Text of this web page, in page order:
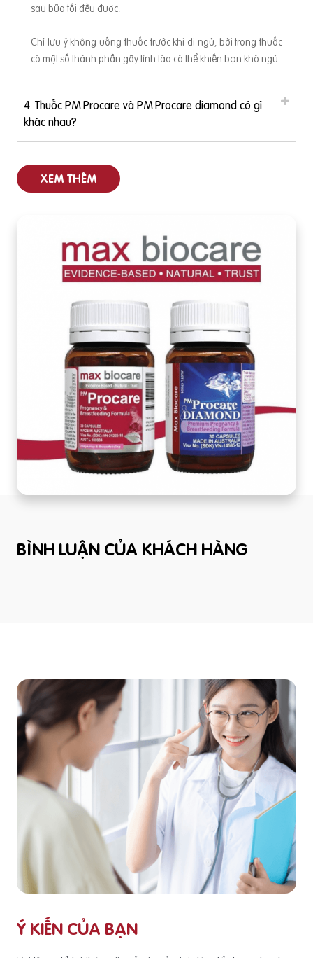
sau bữa tối đều được.
Chỉ lưu ý không uống thuốc trước khi đi ngủ, bởi trong thuốc
có một số thành phần gây tỉnh táo có thể khiến bạn khó ngủ.
4. Thuốc PM Procare và PM Procare diamond có gì
khác nhau?
XEM THÊM
BÌNH LUẬN CỦA KHÁCH HÀNG
Ý KIẾN CỦA BẠN